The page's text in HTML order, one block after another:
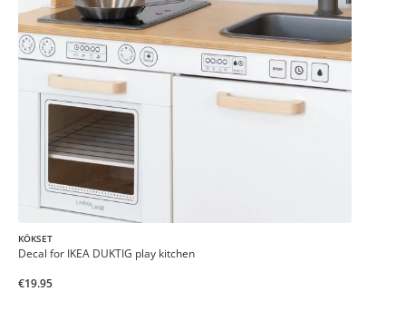
KÖKSET
Decal for IKEA DUKTIG play kitchen
€19.95